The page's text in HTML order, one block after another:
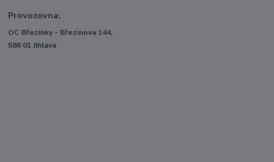
Provozovna:
OC Březinky - Březinova 144,
586 01 Jihlava